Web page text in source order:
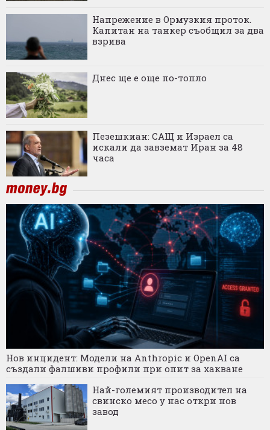
Напрежение в Ормузкия проток.
Капитан на танкер съобщил за два
взрива
Днес ще е още по-топло
Пезешкиан: САЩ и Израел са
искали да завземат Иран за 48
часа
Нов инцидент: Модели на Anthropic и OpenAI са
създали фалшиви профили при опит за хакване
Най-големият производител на
свинско месо у нас откри нов
завод